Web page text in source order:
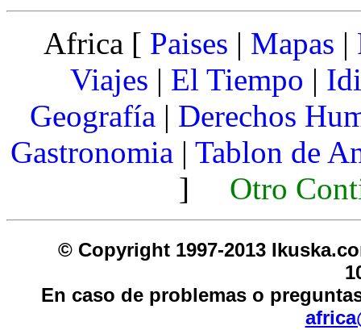
Africa [ Paises | Mapas |
Viajes | El Tiempo |
Geografía | Derechos
Gastronomia | Tablon de
] Otro
© Copyright 1997-2013
En caso de problemas o